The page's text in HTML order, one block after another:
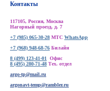
Контакты
117105, Россия, Москва
Нагорный проезд, д. 7
+7 (985) 065-30-28 МТС WhatsApp
+7 (968) 948-68-76 Билайн
8 (499) 123-41-01 Офис
8 (495) 280-71-48 Тех. отдел
argo-tp@mail.ru
argonavt-temp@rambler.ru